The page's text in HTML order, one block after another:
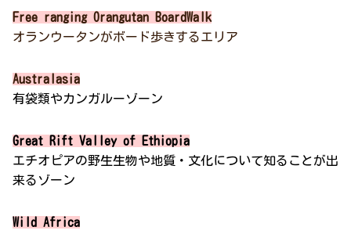
Free ranging Orangutan BoardWalk
オランウータンがボード歩きするエリア
Australasia
有袋類やカンガルーゾーン
Great Rift Valley of Ethiopia
エチオピアの野生生物や地質・文化について知ることが出
来るゾーン
Wild Africa